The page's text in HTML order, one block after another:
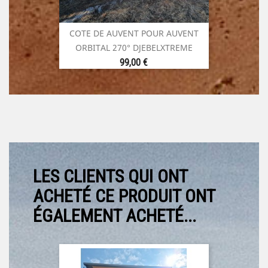
COTE DE AUVENT POUR AUVENT
ORBITAL 270° DJEBELXTREME
Prix
99,00 €
LES CLIENTS QUI ONT
ACHETÉ CE PRODUIT ONT
ÉGALEMENT ACHETÉ...